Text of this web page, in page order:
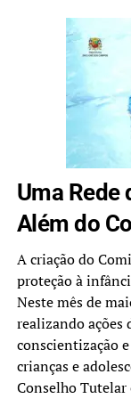
Uma Rede
Além do
A criação do
proteção à
Neste mês de
realizando ações
conscientização
crianças e
Conselho Tutelar